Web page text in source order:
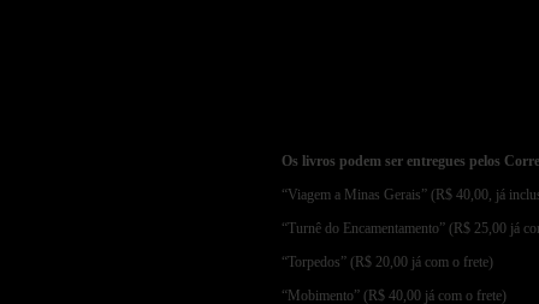
Os livros podem ser entregues pelos
“Viagem a Minas Gerais” (R$ 40,00, já
“Turnê do Encamentamento” (R$ 25,00 já
“Torpedos” (R$ 20,00 já com o frete)
“Mobimento” (R$ 40,00 já com o frete)